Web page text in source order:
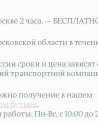
2 часа. —
области в
сроки и цена зависят
транспортной
получение в нашем
бутике.
работы: Пн-Вс, с 10:00 до